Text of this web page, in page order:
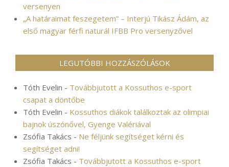
versenyen
„A határaimat feszegetem” – Interjú Tikász Ádám, az
első magyar férfi naturál IFBB Pro versenyzővel
LEGUTÓBBI HOZZÁSZÓLÁSOK
Tóth Evelin - Továbbjutott a Kossuthos e-sport
csapat a döntőbe
Tóth Evelin - Kossuthos diákok találkoztak az olimpiai
bajnok úszónővel, Gyenge Valériával
Zsófia Takács - Ne féljünk segítséget kérni és
segítséget adni!
Zsófia Takács - Továbbjutott a Kossuthos e-sport